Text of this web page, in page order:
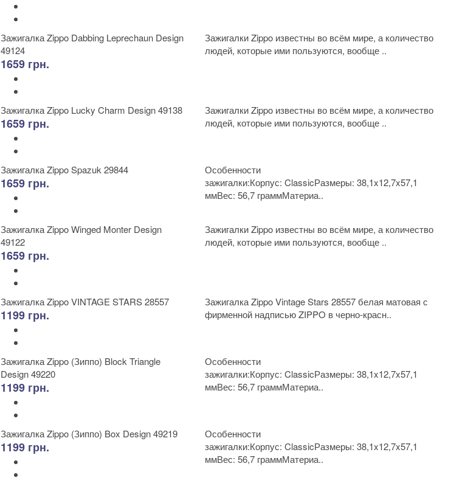
Зажигалка Zippo Dabbing Leprechaun Design
49124
1659 грн.
Зажигалки Zippo известны во всём мире, а количество
людей, которые ими пользуются, вообще ..
Зажигалка Zippo Lucky Charm Design 49138
1659 грн.
Зажигалки Zippo известны во всём мире, а количество
людей, которые ими пользуются, вообще ..
Зажигалка Zippo Spazuk 29844
1659 грн.
Особенности
зажигалки:Корпус: ClassicРазмеры: 38,1x12,7x57,1
ммВес: 56,7 граммМатериа..
Зажигалка Zippo Winged Monter Design
49122
1659 грн.
Зажигалки Zippo известны во всём мире, а количество
людей, которые ими пользуются, вообще ..
Зажигалка Zippo VINTAGE STARS 28557
1199 грн.
Зажигалка Zippo Vintage Stars 28557 белая матовая с
фирменной надписью ZIPPO в черно-красн..
Зажигалка Zippo (Зиппо) Block Triangle
Design 49220
1199 грн.
Особенности
зажигалки:Корпус: ClassicРазмеры: 38,1x12,7x57,1
ммВес: 56,7 граммМатериа..
Зажигалка Zippo (Зиппо) Box Design 49219
1199 грн.
Особенности
зажигалки:Корпус: ClassicРазмеры: 38,1x12,7x57,1
ммВес: 56,7 граммМатериа..